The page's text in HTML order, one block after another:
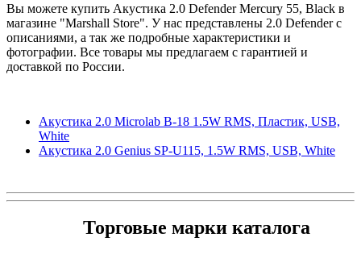
Вы можете купить Акустика 2.0 Defender Mercury 55, Black в
магазине "Marshall Store". У нас представлены 2.0 Defender с
описаниями, а так же подробные характеристики и
фотографии. Все товары мы предлагаем с гарантией и
доставкой по России.
Акустика 2.0 Microlab B-18 1.5W RMS, Пластик, USB,
White
Акустика 2.0 Genius SP-U115, 1.5W RMS, USB, White
Торговые марки каталога